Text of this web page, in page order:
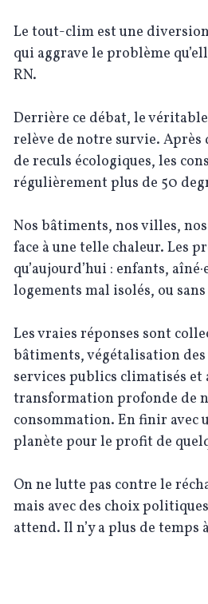
Le tout-clim est une
qui aggrave le problème
RN.
Derrière ce débat, le
relève de notre survie. Après
de reculs écologiques, les
régulièrement plus de 50
Nos bâtiments, nos villes,
face à une telle chaleur. Les
qu’aujourd’hui : enfants,
logements mal isolés, ou
Les vraies réponses sont
bâtiments, végétalisation
services publics climatisés et
transformation profonde de
consommation. En finir avec
planète pour le profit de
On ne lutte pas contre le
mais avec des choix
attend. Il n’y a plus de temps